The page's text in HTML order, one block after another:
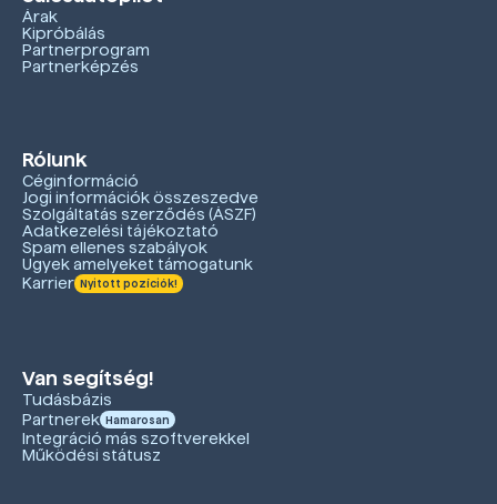
Árak
Kipróbálás
Partnerprogram
Partnerképzés
Rólunk
Céginformáció
Jogi információk összeszedve
Szolgáltatás szerződés (ÁSZF)
Adatkezelési tájékoztató
Spam ellenes szabályok
Ügyek amelyeket támogatunk
Karrier Nyitott pozíciók!
Van segítség!
Tudásbázis
Partnerek Hamarosan
Integráció más szoftverekkel
Működési státusz